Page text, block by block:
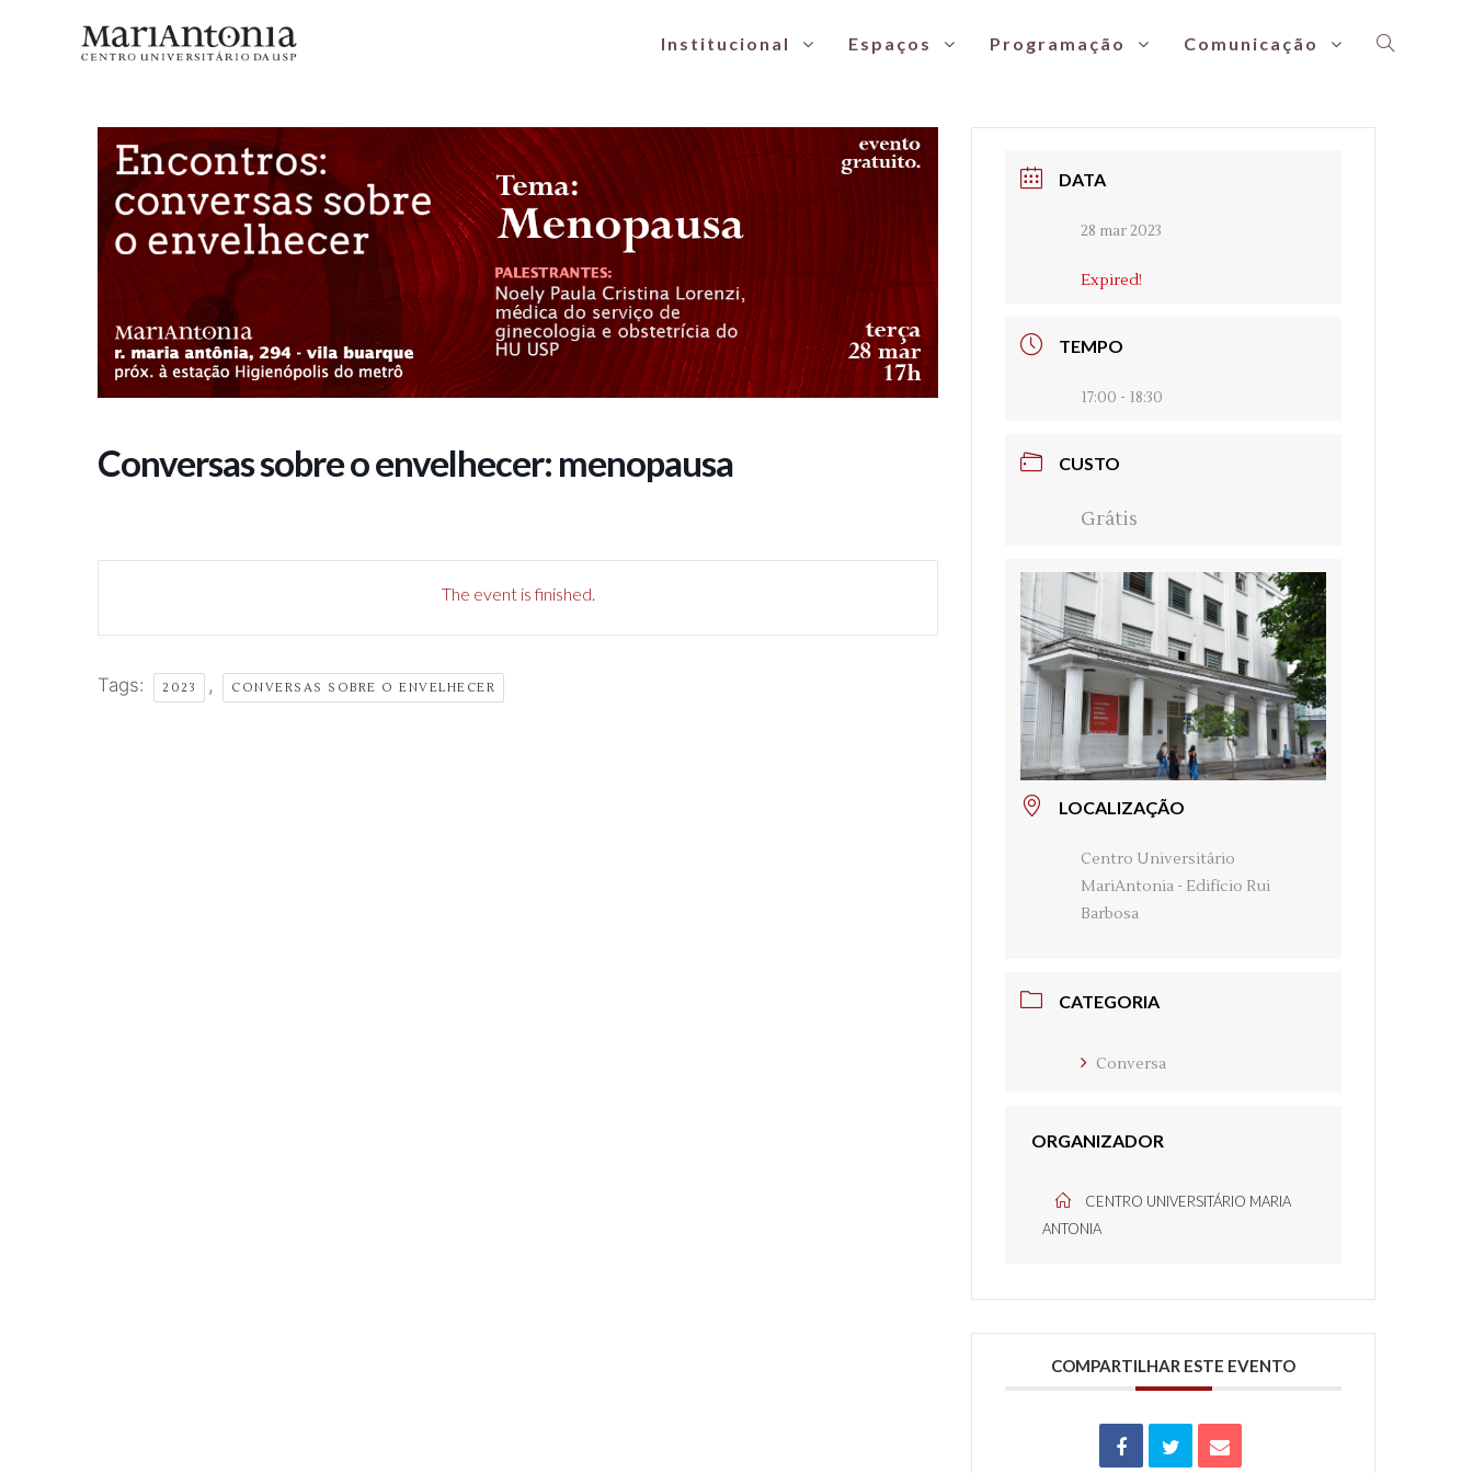
Institucional Espaços Programação Comunicação
Conversas sobre o envelhecer: menopausa
Conversas sobre o envelhecer: menopausa
The event is finished.
Tags: 2023 , CONVERSAS SOBRE O ENVELHECER
DATA
28 mar 2023
Expired!
TEMPO
17:00 - 18:30
CUSTO
Grátis
LOCALIZAÇÃO
Centro Universitário
MariAntonia - Edifício Rui
Barbosa
CATEGORIA
Conversa
ORGANIZADOR
CENTRO UNIVERSITÁRIO MARIA
ANTONIA
COMPARTILHAR ESTE EVENTO